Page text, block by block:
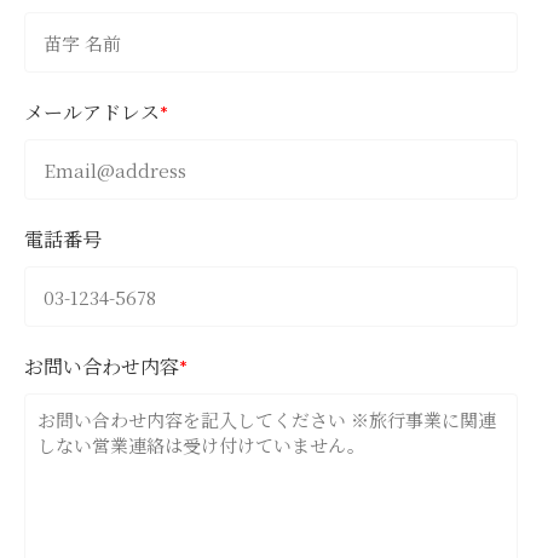
メールアドレス*
電話番号
お問い合わせ内容*